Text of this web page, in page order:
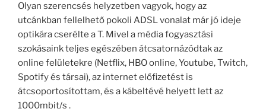
Olyan szerencsés helyzetben vagyok, hogy az
utcánkban fellelhető pokoli ADSL vonalat már jó ideje
optikára cserélte a T. Mivel a média fogyasztási
szokásaink teljes egészében átcsatornázódtak az
online felületekre (Netflix, HBO online, Youtube, Twitch,
Spotify és társai), az internet előfizetést is
átcsoportosítottam, és a kábeltévé helyett lett az
1000mbit/s .